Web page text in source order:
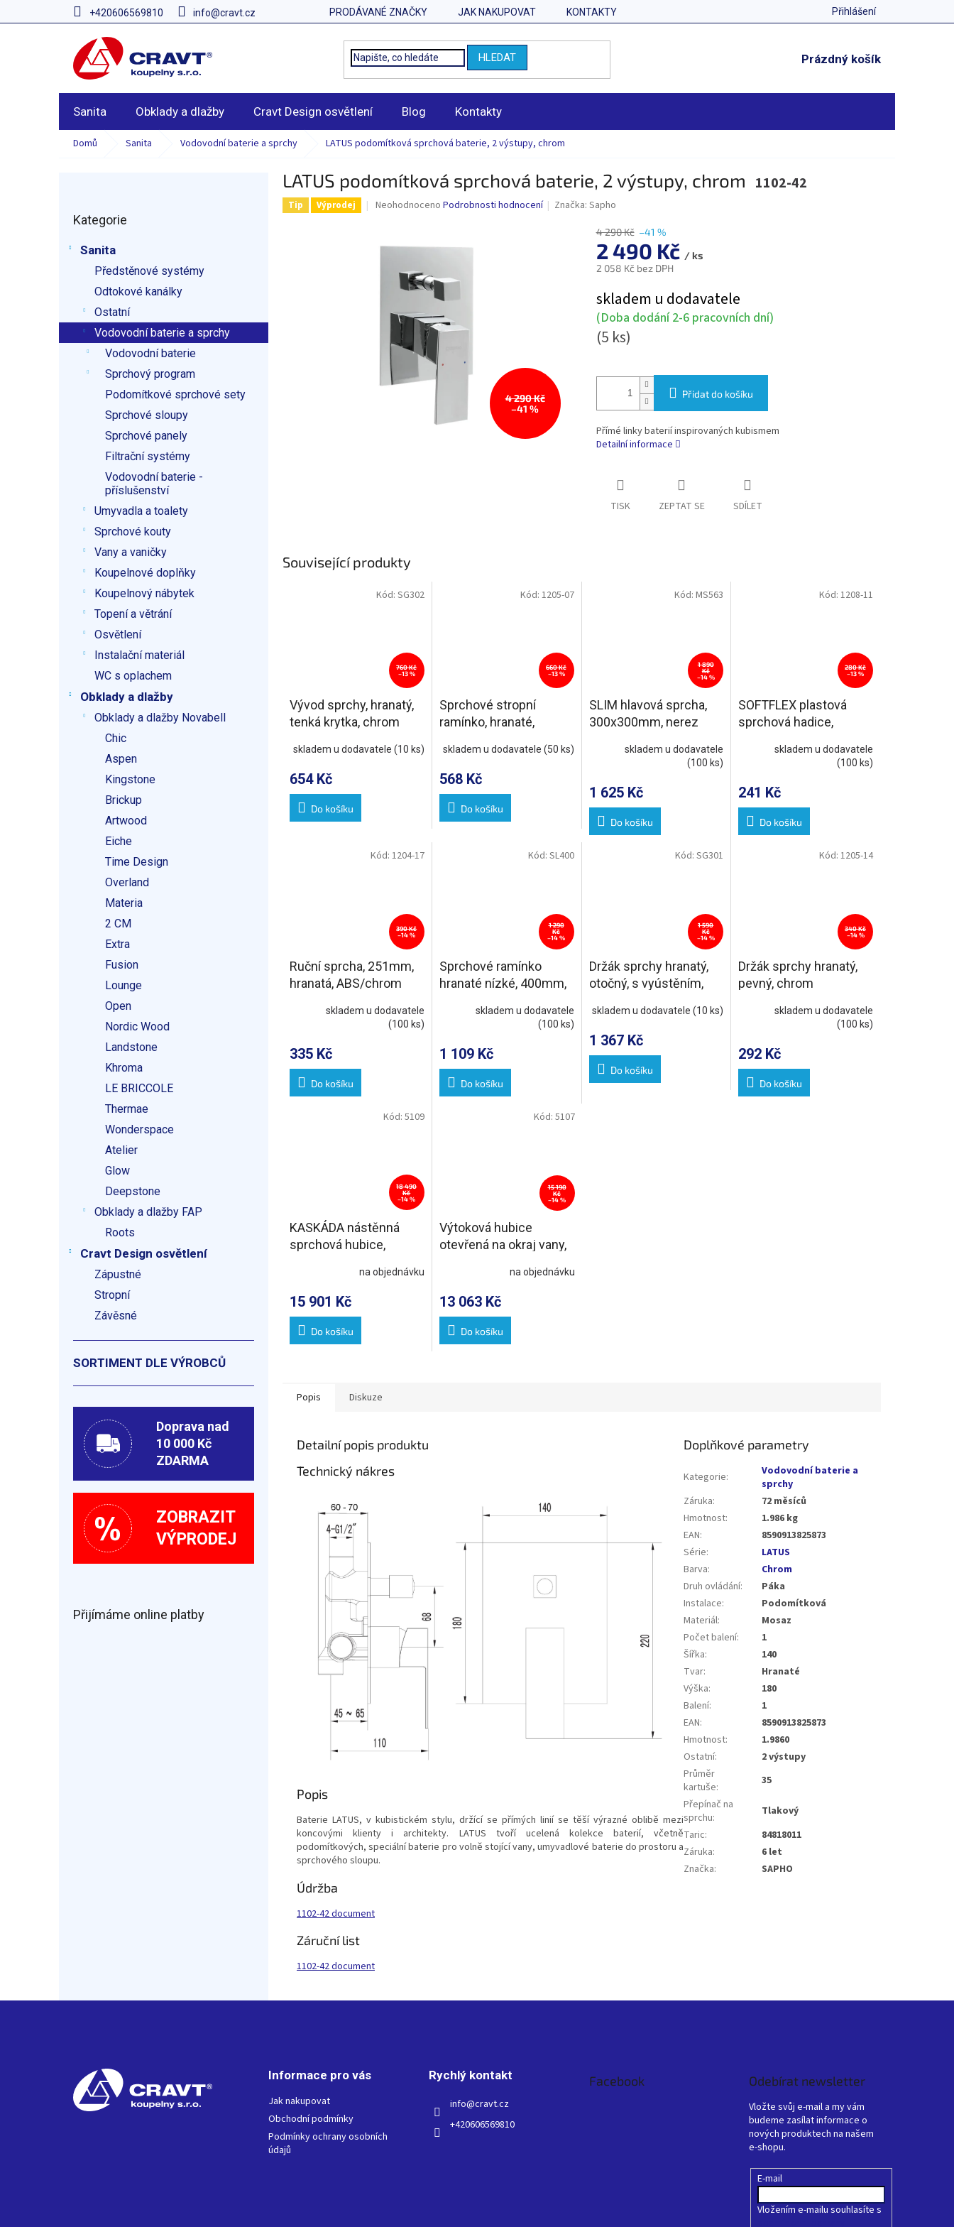
na
+420606569810 info@cravt.cz PRODÁVANÉ ZNAČKY JAK NAKUPOVAT KONTAKTY Přihlášení
HLEDAT
NÁKUPNÍ
Prázdný košík
Sanita Obklady a dlažby Cravt Design osvětlení Blog Kontakty
Domů Sanita Vodovodní baterie a sprchy LATUS podomítková sprchová baterie, 2 výstupy, chrom
p
kategorie
Kategorie
Sanita
Předstěnové systémy
Odtokové kanálky
Ostatní
Vodovodní baterie a sprchy
Vodovodní baterie
Sprchový program
Podomítkové sprchové sety
Sprchové sloupy
Sprchové panely
Filtrační systémy
Vodovodní baterie -
příslušenství
Umyvadla a toalety
Sprchové kouty
Vany a vaničky
Koupelnové doplňky
Koupelnový nábytek
Topení a větrání
Osvětlení
Instalační materiál
WC s oplachem
Obklady a dlažby
Obklady a dlažby Novabell
Chic
Aspen
Kingstone
Brickup
Artwood
Eiche
Time Design
Overland
Materia
2 CM
Extra
Fusion
Lounge
Open
Nordic Wood
Landstone
Khroma
LE BRICCOLE
Thermae
Wonderspace
Atelier
Glow
Deepstone
Obklady a dlažby FAP
Roots
Cravt Design osvětlení
Zápustné
Stropní
Závěsné
SORTIMENT DLE VÝROBCŮ
Doprava nad
10 000 Kč
ZDARMA
ZOBRAZIT
VÝPRODEJ
Přijímáme online platby
LATUS podomítková sprchová baterie, 2 výstupy, chrom 1102-42
Tip Výprodej
Průměrné
je
Neohodnoceno Podrobnosti hodnocení Značka:Sapho
4 290 Kč
–41 %
4 290 Kč –41 %
2 490 Kč / ks
2 058 Kč bez DPH
cena:
skladem u dodavatele
(Doba dodání 2-6 pracovních dní)
(5 ks)
Přidat do košíku
Přímé linky baterií inspirovaných kubismem
Detailní informace
TISK ZEPTAT SE SDÍLET
Související produkty
760 Kč
–13 %
Vývod sprchy, hranatý,
tenká krytka, chrom
skladem u dodavatele (10 ks)
654 Kč
Do košíku
Kód: SG302
660 Kč
–13 %
Sprchové stropní
ramínko, hranaté,
skladem u dodavatele (50 ks)
568 Kč
Do košíku
Kód: 1205-07
1 890
Kč
–14 %
SLIM hlavová sprcha,
300x300mm, nerez
skladem u dodavatele
(100 ks)
1 625 Kč
Do košíku
Kód:MS563
280 Kč
–13 %
SOFTFLEX plastová
sprchová hadice,
stříbrná/chrom
skladem u dodavatele
(100 ks)
241 Kč
Do košíku
Kód: 1208-11
390 Kč
–14 %
Ruční sprcha, 251mm,
hranatá, ABS/chrom
skladem u dodavatele
(100 ks)
335 Kč
Do košíku
Kód: 1204-17
1 290
Kč
–14 %
Sprchové ramínko
hranaté nízké, 400mm,
skladem u dodavatele
(100 ks)
1 109 Kč
Do košíku
Kód: SL400
1 590
Kč
–14 %
Držák sprchy hranatý,
otočný, s vyústěním,
skladem u dodavatele(10 ks)
1 367 Kč
Do košíku
Kód:SG301
340 Kč
–14 %
Držák sprchy hranatý,
pevný, chrom
skladem u dodavatele
(100 ks)
292 Kč
Do košíku
Kód: 1205-14
18 490
Kč
–14 %
KASKÁDA nástěnná
sprchová hubice,
na objednávku
15 901 Kč
Do košíku
Kód: 5109
15 190
Kč
–14 %
Výtoková hubice
otevřená na okraj vany,
na objednávku
13 063 Kč
Do košíku
Kód: 5107
Popis Diskuze
Detailní popis produktu
Technický nákres
Popis
Baterie LATUS, v kubistickém stylu, držící se přímých linií se těší výrazné oblibě mezi
koncovými klienty i architekty. LATUS tvoří ucelená kolekce baterií, včetně
podomítkových, speciální baterie pro volně stojící vany, umyvadlové baterie do prostoru a
sprchového sloupu.
Údržba
1102-42 document
Záruční list
1102-42 document
Doplňkové parametry
Kategorie:
Vodovodní baterie a
sprchy
Záruka:
72 měsíců
Hmotnost:
1.986 kg
EAN:
8590913825873
Série:
LATUS
Barva:
Chrom
Druh ovládání:
Páka
Instalace:
Podomítková
Materiál:
Mosaz
Počet balení:
1
Šířka:
140
Tvar:
Hranaté
Výška:
180
Balení:
1
EAN:
8590913825873
Hmotnost:
1.9860
Ostatní:
2 výstupy
Průměr
kartuše:
35
Přepínač na
sprchu:
Tlakový
Taric:
84818011
Záruka:
6 let
Značka: SAPHO
Informace pro vás
Jak nakupovat
Obchodní podmínky
Podmínky ochrany osobních
údajů
Rychlý kontakt
info@cravt.cz
+420606569810
Facebook Odebírat newsletter
Vložte svůj e-mail a my vám
budeme zasílat informace o
nových produktech na našem
e-shopu.
E-mail
Vložením e-mailu souhlasíte s